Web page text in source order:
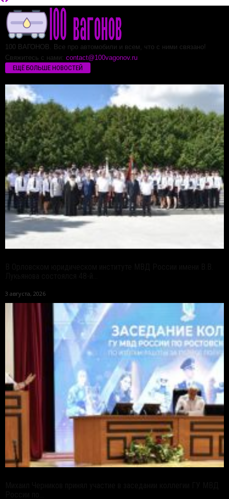
100 ВАГОНОВ. Все про автомобили и всем, что с ними связано!
Свяжитесь с нами: contact@100vagonov.ru
ЕЩЁ БОЛЬШЕ НОВОСТЕЙ
3 августа, 2026